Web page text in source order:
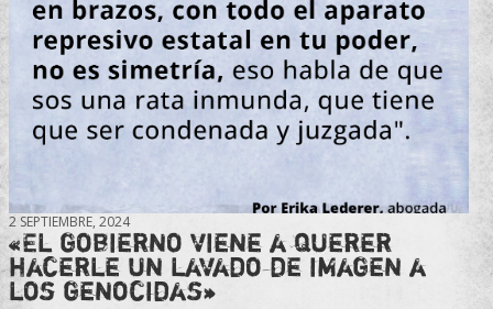
2 SEPTIEMBRE, 2024
«El gobierno viene a querer
hacerle un lavado de imagen a
los genocidas»